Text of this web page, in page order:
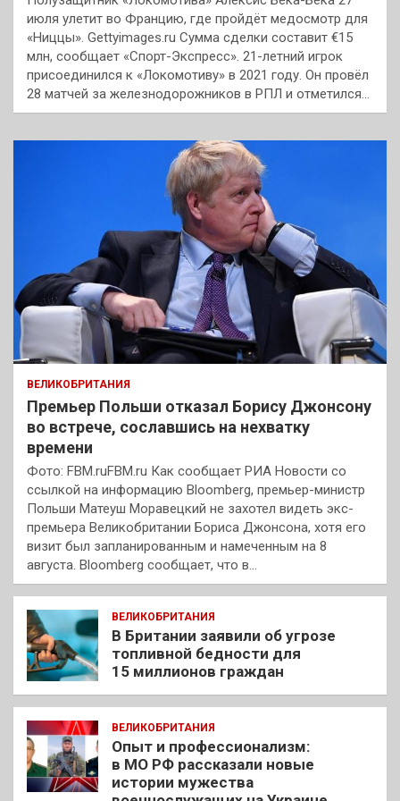
июля улетит во Францию, где пройдёт медосмотр для
«Ниццы». Gettyimages.ru Сумма сделки составит €15
млн, сообщает «Спорт-Экспресс». 21-летний игрок
присоединился к «Локомотиву» в 2021 году. Он провёл
28 матчей за железнодорожников в РПЛ и отметился…
ВЕЛИКОБРИТАНИЯ
Премьер Польши отказал Борису Джонсону
во встрече, сославшись на нехватку
времени
Фото: FBM.ruFBM.ru Как сообщает РИА Новости со
ссылкой на информацию Bloomberg, премьер-министр
Польши Матеуш Моравецкий не захотел видеть экс-
премьера Великобритании Бориса Джонсона, хотя его
визит был запланированным и намеченным на 8
августа. Bloomberg сообщает, что в…
ВЕЛИКОБРИТАНИЯ
В Британии заявили об угрозе
топливной бедности для
15 миллионов граждан
ВЕЛИКОБРИТАНИЯ
Опыт и профессионализм:
в МО РФ рассказали новые
истории мужества